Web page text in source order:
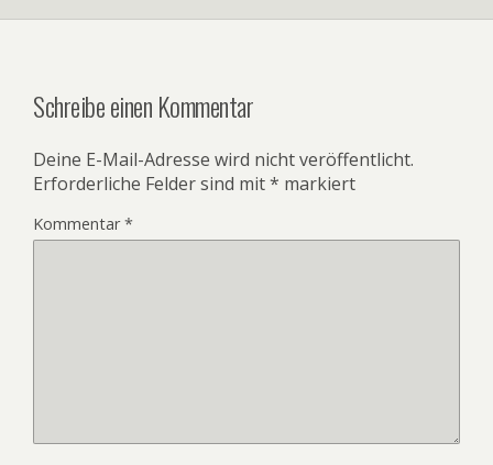
Schreibe einen Kommentar
Deine E-Mail-Adresse wird nicht veröffentlicht.
Erforderliche Felder sind mit* markiert
Kommentar*